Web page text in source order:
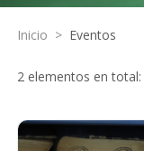
Inicio > Eventos
2 elementos en total: